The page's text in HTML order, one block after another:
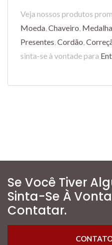
Veja nossos produtos
Moeda,Chaveiro, Medalha
Presentes,Cordão,
sinta-se à vontade para
Se Você Tiver
Sinta-Se À
Contatar.